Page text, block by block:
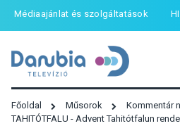
Médiaajánlat és szolgáltatások
Főoldal Műsorok
Kommentár
TAHITÓTFALU - Advent Tahitótfalun